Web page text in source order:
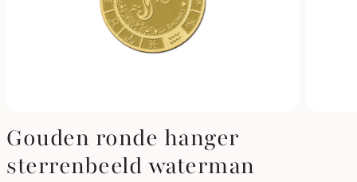
Gouden ronde hanger
sterrenbeeld waterman